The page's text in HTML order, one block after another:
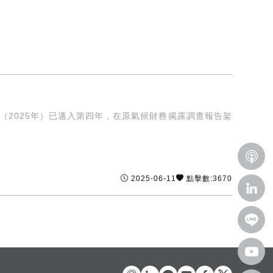
2025年）已邁入第四年，在原氣候財務揭露調查報告架
2025-06-11 點擊數:3670